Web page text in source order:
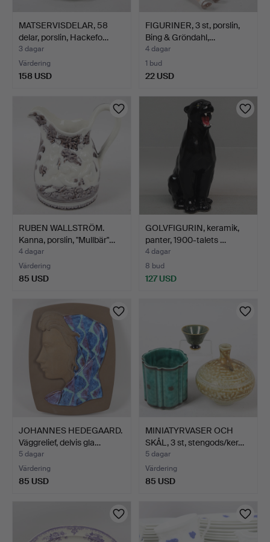
MATSERVISDELAR, 58
delar, porslin, Hackefo…
3 dagar
Värdering
158 USD
FIGURINER, 3 st, porslin,
Bing & Gröndahl,…
4 dagar
1 bud
22 USD
RUBEN WALLSTRÖM.
Kanna, porslin, "Mullbär"…
4 dagar
Värdering
85 USD
GOLVFIGURIN, keramik,
panter, 1900-talets …
4 dagar
8 bud
127 USD
JOHANNES HEDEGAARD.
Väggrelief, delvis gla…
5 dagar
Värdering
85 USD
MINIATYRVASER OCH
SKÅL, 3 st, stengods/ker…
5 dagar
Värdering
85 USD